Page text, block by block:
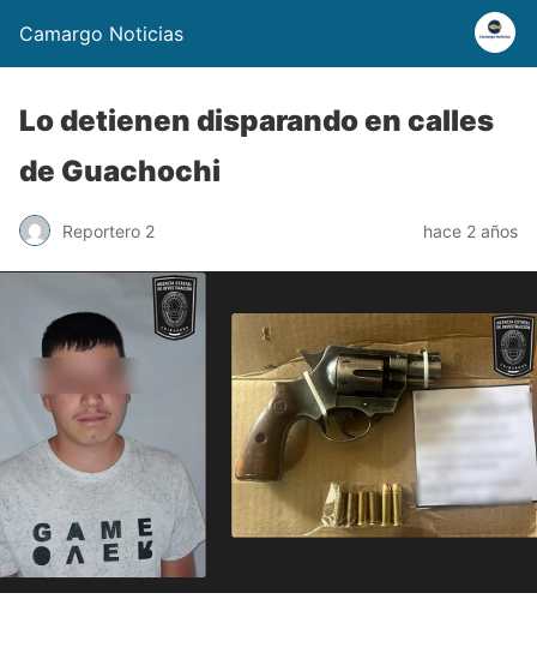
Camargo Noticias
Lo detienen disparando en calles
de Guachochi
Reportero 2 hace 2 años